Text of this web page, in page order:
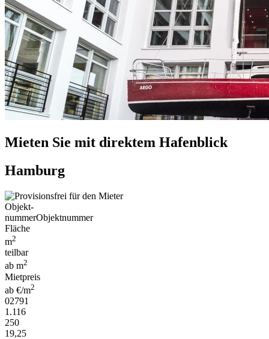
Mieten Sie mit direktem Hafenblick
Hamburg
Objekt-
nummerObjektnummer
Fläche
m2
teilbar
ab m2
Mietpreis
ab €/m2
02791
1.116
250
19,25